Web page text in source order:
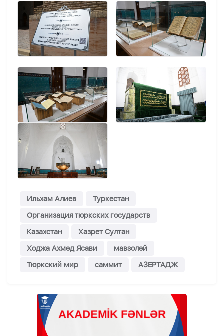
Ильхам Алиев
Туркестан
Организация тюркских государств
Казахстан
Хазрет Султан
Ходжа Ахмед Ясави
мавзолей
Тюркский мир
саммит АЗЕРТАДЖ